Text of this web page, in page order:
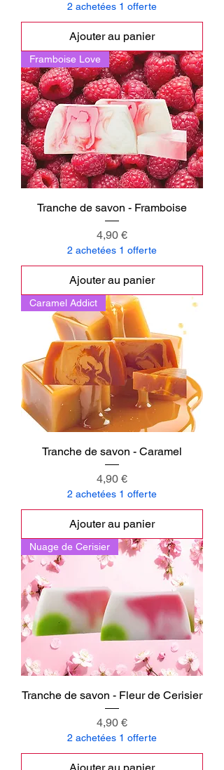
2 achetées 1 offerte
Ajouter au panier
Framboise Love
Tranche de savon - Framboise
Prix
4,90 €
2 achetées 1 offerte
Ajouter au panier
Caramel Addict
Tranche de savon - Caramel
Prix
4,90 €
2 achetées 1 offerte
Ajouter au panier
Nuage de Cerisier
Tranche de savon - Fleur de Cerisier
Prix
4,90 €
2 achetées 1 offerte